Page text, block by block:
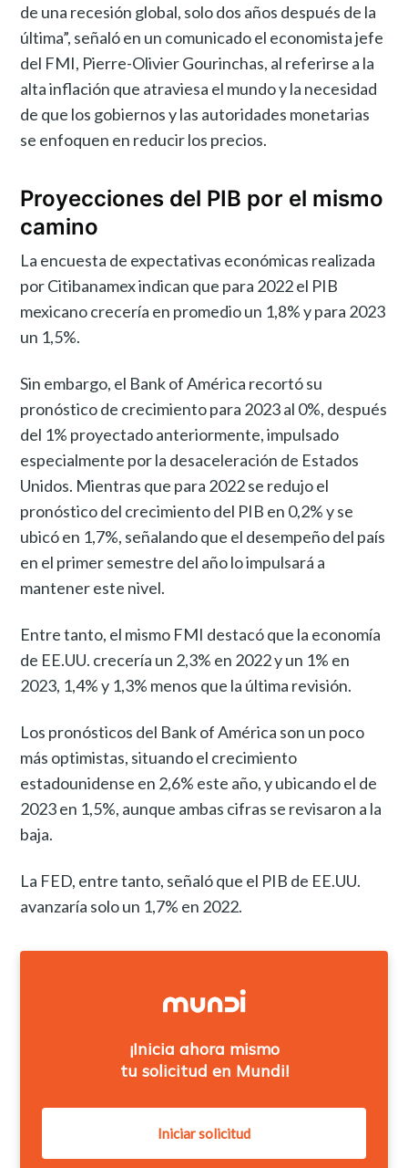
de una recesión global, solo dos años después de la
última”, señaló en un comunicado el economista jefe
del FMI, Pierre-Olivier Gourinchas, al referirse a la
alta inflación que atraviesa el mundo y la necesidad
de que los gobiernos y las autoridades monetarias
se enfoquen en reducir los precios.
Proyecciones del PIB por el mismo
camino
La encuesta de expectativas económicas realizada
por Citibanamex indican que para 2022 el PIB
mexicano crecería en promedio un 1,8% y para 2023
un 1,5%.
Sin embargo, el Bank of América recortó su
pronóstico de crecimiento para 2023 al 0%, después
del 1% proyectado anteriormente, impulsado
especialmente por la desaceleración de Estados
Unidos. Mientras que para 2022 se redujo el
pronóstico del crecimiento del PIB en 0,2% y se
ubicó en 1,7%, señalando que el desempeño del país
en el primer semestre del año lo impulsará a
mantener este nivel.
Entre tanto, el mismo FMI destacó que la economía
de EE.UU. crecería un 2,3% en 2022 y un 1% en
2023, 1,4% y 1,3% menos que la última revisión.
Los pronósticos del Bank of América son un poco
más optimistas, situando el crecimiento
estadounidense en 2,6% este año, y ubicando el de
2023 en 1,5%, aunque ambas cifras se revisaron a la
baja.
La FED, entre tanto, señaló que el PIB de EE.UU.
avanzaría solo un 1,7% en 2022.
¡Inicia ahora mismo
tu solicitud en Mundi!